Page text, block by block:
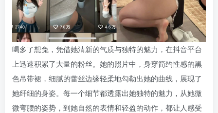
喝多了想兔，凭借她清新的气质与独特的魅力，在抖音平台
上迅速积累了大量的粉丝。她的照片中，身穿简约性感的黑
色吊带裙，细腻的蕾丝边缘轻柔地勾勒出她的曲线，展现了
她纤细的身姿。每一个细节都透露出她独特的魅力，从她微
微弯腰的姿势，到她自然的表情和轻盈的动作，都让人感受